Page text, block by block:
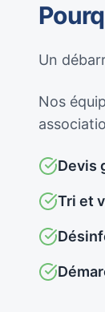
Un
Nos
Devis
Tri et